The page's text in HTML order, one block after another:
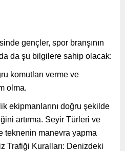
gençler, spor branşının
da şu bilgilere sahip olacak:
komutları verme ve
olma.
ekipmanlarını doğru şekilde
artırma. Seyir Türleri ve
teknenin manevra yapma
Trafiği Kuralları: Denizdeki